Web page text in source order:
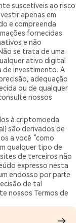
suscetíveis ao risco
apenas em
e compreenda
fornecidas
e não
se trata de uma
ativo digital
investimento. A
adequação
ou de qualquer
nossos
à criptomoeda
são derivados de
a você “como
qualquer tipo de
de terceiros não
expresso nesta
endosso por parte
de tal
nossos Termos de